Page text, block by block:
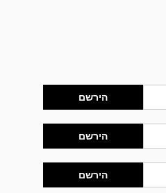
הירשם
הירשם
הירשם